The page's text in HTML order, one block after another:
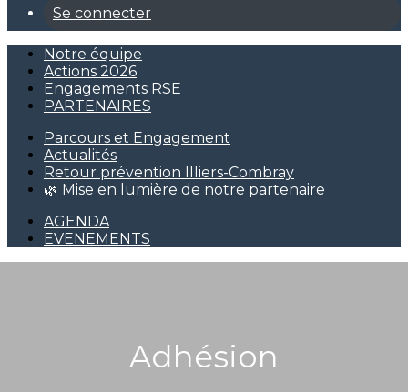
Se connecter
Notre équipe
Actions 2026
Engagements RSE
PARTENAIRES
Parcours et Engagement
Actualités
Retour prévention Illiers-Combray
🌿 Mise en lumière de notre partenaire
AGENDA
EVENEMENTS
Adhésion